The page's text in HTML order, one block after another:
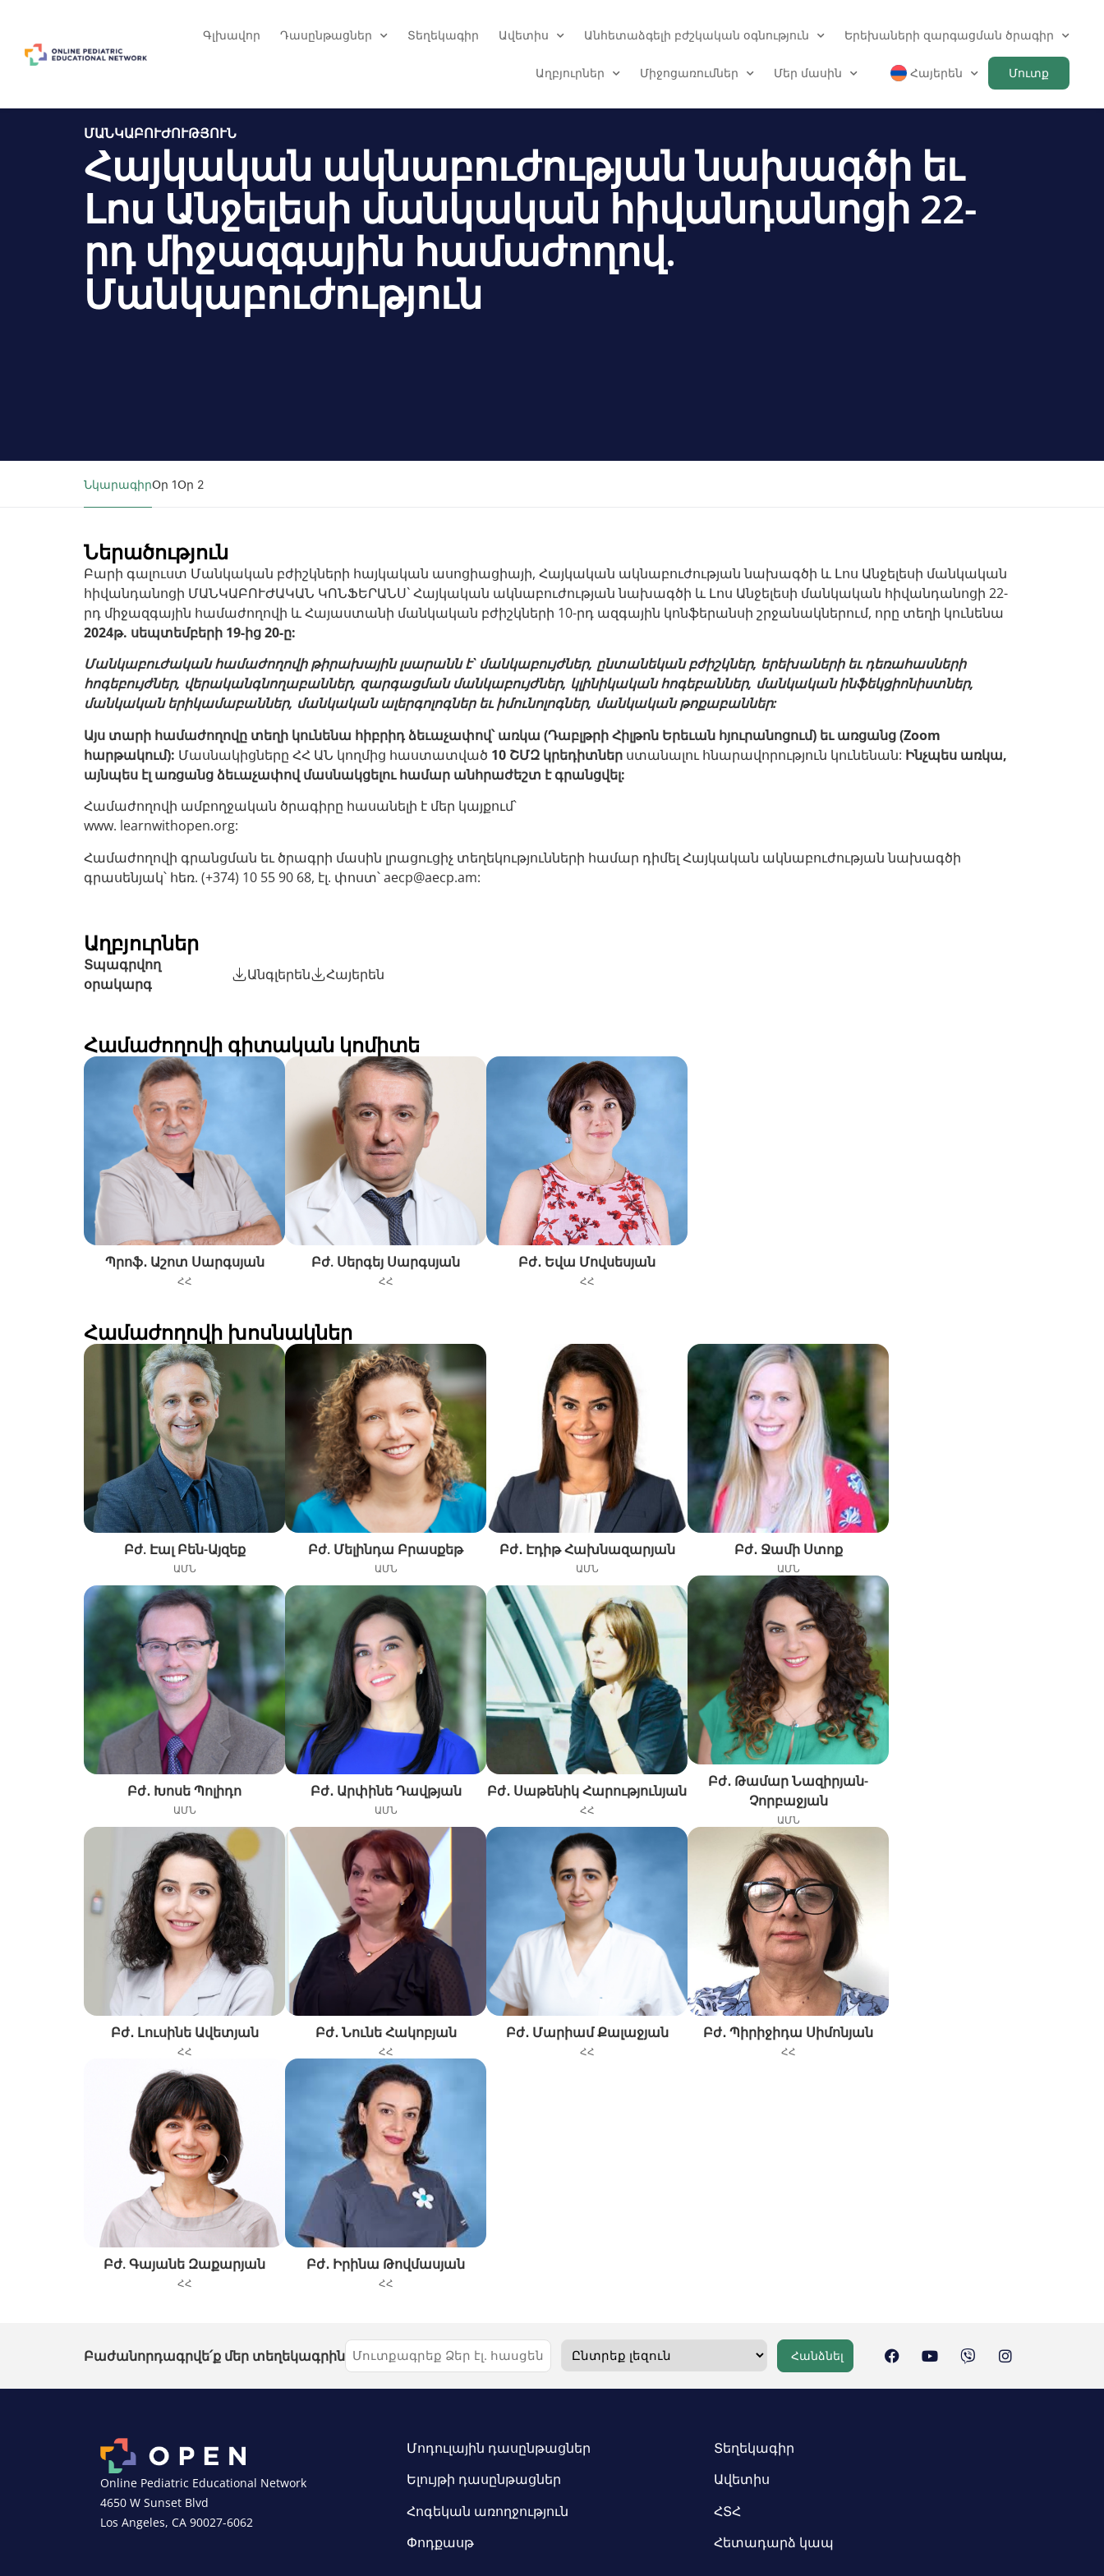
Գլխավոր Դասընթացներ Տեղեկագիր Ավետիս Անհետաձգելի բժշկական օգնություն Երեխաների զարգացման ծրագիր
Աղբյուրներ Միջոցառումներ Մեր մասին Մուտք
Հայերեն
ՄԱՆԿԱԲՈՒԺՈՒԹՅՈՒՆ
Հայկական ակնաբուժության նախագծի եւ
Լոս Անջելեսի մանկական հիվանդանոցի 22-
րդ միջազգային համաժողով.
Մանկաբուժություն
ՆկարագիրՕր 1Օր 2
Ներածություն
Բարի գալուստ Մանկական բժիշկների հայկական ասոցիացիայի, Հայկական ակնաբուժության նախագծի և Լոս Անջելեսի մանկական
հիվանդանոցի ՄԱՆԿԱԲՈՒԺԱԿԱՆ ԿՈՆՖԵՐԱՆՍ` Հայկական ակնաբուժության նախագծի և Լոս Անջելեսի մանկական հիվանդանոցի 22-
րդ միջազգային համաժողովի և Հայաստանի մանկական բժիշկների 10-րդ ազգային կոնֆերանսի շրջանակներում, որը տեղի կունենա
2024թ. սեպտեմբերի 19-ից 20-ը:
Մանկաբուժական համաժողովի թիրախային լսարանն է` մանկաբույժներ, ընտանեկան բժիշկներ, երեխաների եւ դեռահասների
հոգեբույժներ, վերականգնողաբաններ, զարգացման մանկաբույժներ, կլինիկական հոգեբաններ, մանկական ինֆեկցիոնիստներ,
մանկական երիկամաբաններ, մանկական ալերգոլոգներ եւ իմունոլոգներ, մանկական թոքաբաններ:
Այս տարի համաժողովը տեղի կունենա հիբրիդ ձեւաչափով՝ առկա (Դաբլթրի Հիլթոն Երեւան հյուրանոցում) եւ առցանց (Zoom
հարթակում): Մասնակիցները ՀՀ ԱՆ կողմից հաստատված 10 ՇՄԶ կրեդիտներ ստանալու հնարավորություն կունենան: Ինչպես առկա,
այնպես էլ առցանց ձեւաչափով մասնակցելու համար անհրաժեշտ է գրանցվել:
Համաժողովի ամբողջական ծրագիրը հասանելի է մեր կայքում՝
www. learnwithopen.org:
Համաժողովի գրանցման եւ ծրագրի մասին լրացուցիչ տեղեկությունների համար դիմել Հայկական ակնաբուժության նախագծի
գրասենյակ՝ հեռ. (+374) 10 55 90 68, էլ. փոստ՝aecp@aecp.am:
Աղբյուրներ
Տպագրվող
օրակարգ
Անգլերեն Հայերեն
Համաժողովի գիտական կոմիտե
Պրոֆ․ Աշոտ Սարգսյան
ՀՀ
Բժ. Սերգեյ Սարգսյան
ՀՀ
Բժ․ Եվա Մովսեսյան
ՀՀ
Համաժողովի խոսնակներ
Բժ. Էալ Բեն-Այզեք
ԱՄՆ
Բժ. Մելինդա Բրասքեթ
ԱՄՆ
Բժ․ Էդիթ Հախնազարյան
ԱՄՆ
Բժ․ Ջամի Ստոք
ԱՄՆ
Բժ․ Խոսե Պոլիդո
ԱՄՆ
Բժ․ Արփինե Դավթյան
ԱՄՆ
Բժ․ Սաթենիկ Հարությունյան
ՀՀ
Բժ․ Թամար Նազիրյան-
Չորբաջյան
ԱՄՆ
Բժ․ Լուսինե Ավետյան
ՀՀ
Բժ․ Նունե Հակոբյան
ՀՀ
Բժ․ Մարիամ Քալաջյան
ՀՀ
Բժ․ Պիրիջիդա Սիմոնյան
ՀՀ
Բժ. Գայանե Զաքարյան
ՀՀ
Բժ․ Իրինա Թովմասյան
ՀՀ
Բաժանորդագրվե՛ք մեր տեղեկագրին Հանձնել
Online Pediatric Educational Network
4650 W Sunset Blvd
Los Angeles, CA 90027-6062
Մոդուլային դասընթացներ
Ելույթի դասընթացներ
Հոգեկան առողջություն
Փոդքասթ
Տեղեկագիր
Ավետիս
ՀՏՀ
Հետադարձ կապ